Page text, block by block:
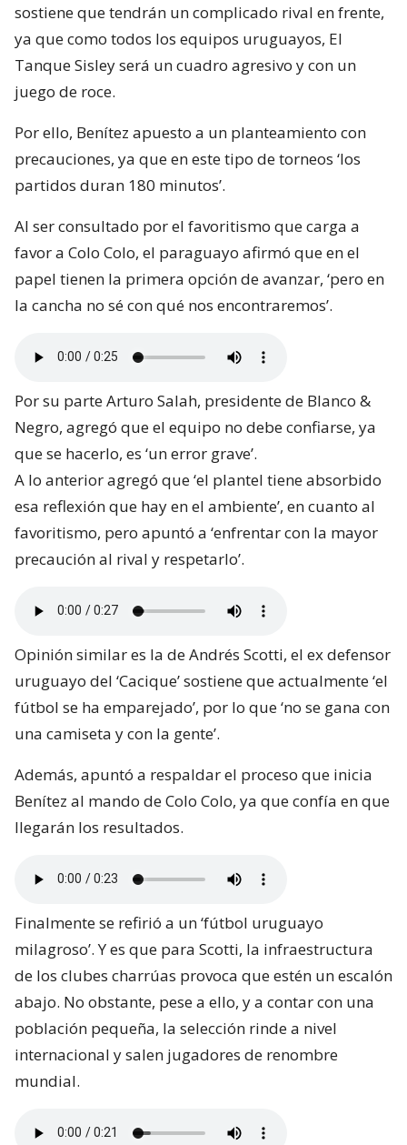
sostiene que tendrán un complicado rival en frente,
ya que como todos los equipos uruguayos, El
Tanque Sisley será un cuadro agresivo y con un
juego de roce.
Por ello, Benítez apuesto a un planteamiento con
precauciones, ya que en este tipo de torneos ‘los
partidos duran 180 minutos’.
Al ser consultado por el favoritismo que carga a
favor a Colo Colo, el paraguayo afirmó que en el
papel tienen la primera opción de avanzar, ‘pero en
la cancha no sé con qué nos encontraremos’.
Por su parte Arturo Salah, presidente de Blanco &
Negro, agregó que el equipo no debe confiarse, ya
que se hacerlo, es ‘un error grave’.
A lo anterior agregó que ‘el plantel tiene absorbido
esa reflexión que hay en el ambiente’, en cuanto al
favoritismo, pero apuntó a ‘enfrentar con la mayor
precaución al rival y respetarlo’.
Opinión similar es la de Andrés Scotti, el ex defensor
uruguayo del ‘Cacique’ sostiene que actualmente ‘el
fútbol se ha emparejado’, por lo que ‘no se gana con
una camiseta y con la gente’.
Además, apuntó a respaldar el proceso que inicia
Benítez al mando de Colo Colo, ya que confía en que
llegarán los resultados.
Finalmente se refirió a un ‘fútbol uruguayo
milagroso’. Y es que para Scotti, la infraestructura
de los clubes charrúas provoca que estén un escalón
abajo. No obstante, pese a ello, y a contar con una
población pequeña, la selección rinde a nivel
internacional y salen jugadores de renombre
mundial.